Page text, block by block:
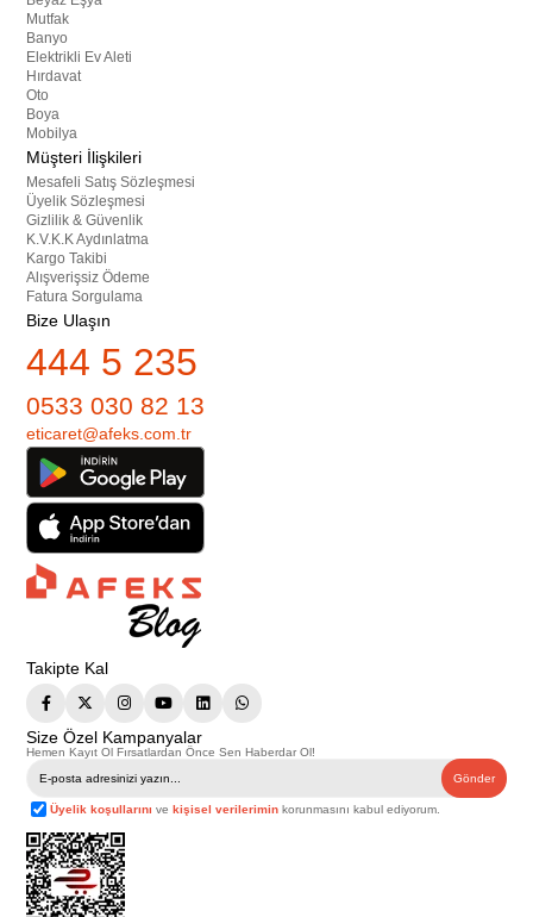
Mutfak
Banyo
Elektrikli Ev Aleti
Hırdavat
Oto
Boya
Mobilya
Müşteri İlişkileri
Mesafeli Satış Sözleşmesi
Üyelik Sözleşmesi
Gizlilik & Güvenlik
K.V.K.K Aydınlatma
Kargo Takibi
Alışverişsiz Ödeme
Fatura Sorgulama
Bize Ulaşın
444 5 235
0533 030 82 13
eticaret@afeks.com.tr
Takipte Kal
Size Özel Kampanyalar
Hemen Kayıt Ol Fırsatlardan Önce Sen Haberdar Ol!
Gönder
Üyelik koşullarını vekişisel verilerimin korunmasını kabul ediyorum.